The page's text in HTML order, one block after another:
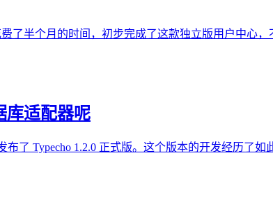
了半个月的时间，初步完成了这款独立版用户中心
库适配器呢
了 Typecho 1.2.0 正式版。这个版本的开发经历了